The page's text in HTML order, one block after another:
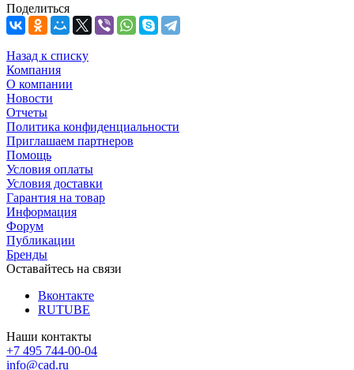
Поделиться
Назад к списку
Компания
О компании
Новости
Отчеты
Политика конфиденциальности
Приглашаем партнеров
Помощь
Условия оплаты
Условия доставки
Гарантия на товар
Информация
Форум
Публикации
Бренды
Оставайтесь на связи
Вконтакте
RUTUBE
Наши контакты
+7 495 744-00-04
info@cad.ru